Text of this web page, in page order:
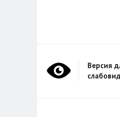
Версия